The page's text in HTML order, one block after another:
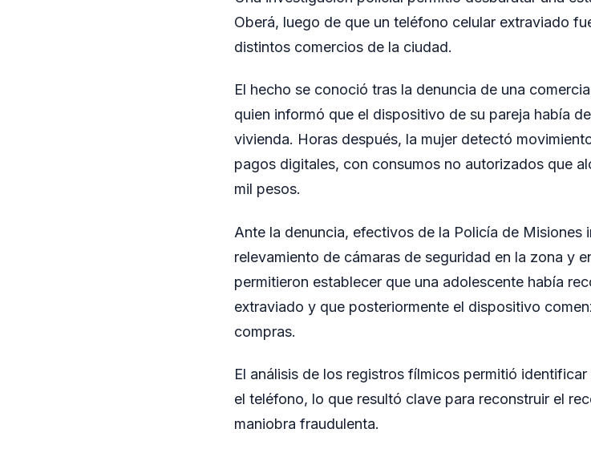
Oberá, luego de que un teléfono celular extraviado
distintos comercios de la ciudad.
El hecho se conoció tras la denuncia de una
quien informó que el dispositivo de su pareja había
vivienda. Horas después, la mujer detectó
pagos digitales, con consumos no autorizados que
mil pesos.
Ante la denuncia, efectivos de la Policía de Misiones
relevamiento de cámaras de seguridad en la zona y
permitieron establecer que una adolescente había
extraviado y que posteriormente el dispositivo
compras.
El análisis de los registros fílmicos permitió
el teléfono, lo que resultó clave para reconstruir el
maniobra fraudulenta.